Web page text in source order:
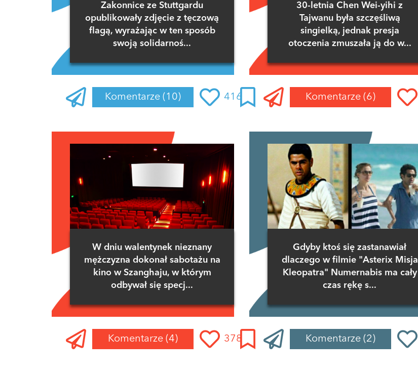
Zakonnice ze Stuttgardu
opublikowały zdjęcie z tęczową
flagą, wyrażając w ten sposób
swoją solidarnoś...
Komentarze (10) 416
30-letnia Chen Wei-yihi z
Tajwanu była szczęśliwą
singielką, jednak presja
otoczenia zmuszała ją do w...
Komentarze (6)
W dniu walentynek nieznany
mężczyzna dokonał sabotażu na
kino w Szanghaju, w którym
odbywał się specj...
Komentarze (4) 378
Gdyby ktoś się zastanawiał
dlaczego w filmie "Asterix Misja
Kleopatra" Numernabis ma cały
czas rękę s...
Komentarze (2)